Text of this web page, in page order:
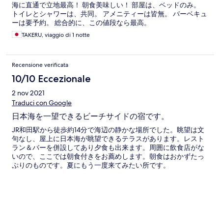
海に直通で立地最高！ 朝食美味しい！ 部屋は、ベッドのみ。
トイレとシャワーは、共同。 アメニティーは皆無。 バーベキュ
ーは要予約。 総合的に、この値段なら最高。
TAKERU, viaggio di 1 notte
Recensione verificata
10/10 Eccezionale
2 nov 2021
Traduci con Google
日本海を一望できるビーチサイドの宿です。
JR和田駅から徒歩約14分で海辺の静かな場所でした。眺望は文
句なし、屋上に日本海が眺望できるテラスがあります。レスト
ラン＆バーを併設してあり夕食も出来ます。周囲に飲食店がな
いので、ここでは朝食付きをお薦めします。朝食はおかずたっ
ぷりのものです。夏にもう一度来てみたい所です。